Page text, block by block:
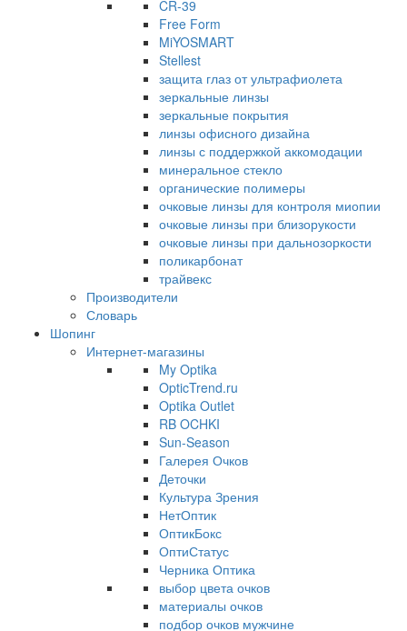
CR-39
Free Form
MiYOSMART
Stellest
защита глаз от ультрафиолета
зеркальные линзы
зеркальные покрытия
линзы офисного дизайна
линзы с поддержкой аккомодации
минеральное стекло
органические полимеры
очковые линзы для контроля миопии
очковые линзы при близорукости
очковые линзы при дальнозоркости
поликарбонат
трайвекс
Производители
Словарь
Шопинг
Интернет-магазины
My Optika
OpticTrend.ru
Optika Outlet
RB OCHKI
Sun-Season
Галерея Очков
Деточки
Культура Зрения
НетОптик
ОптикБокс
ОптиСтатус
Черника Оптика
выбор цвета очков
материалы очков
подбор очков мужчине